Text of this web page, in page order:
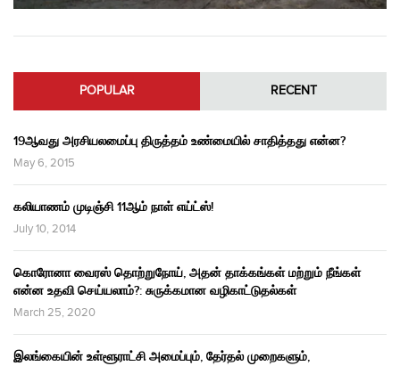
POPULAR RECENT
19ஆவது அரசியலமைப்பு திருத்தம் உண்மையில் சாதித்தது என்ன?
May 6, 2015
கலியாணம் முடிஞ்சி 11ஆம் நாள் எய்ட்ஸ்!
July 10, 2014
கொரோனா வைரஸ் தொற்றுநோய், அதன் தாக்கங்கள் மற்றும் நீங்கள்
என்ன உதவி செய்யலாம்?: சுருக்கமான வழிகாட்டுதல்கள்
March 25, 2020
இலங்கையின் உள்ளூராட்சி அமைப்பும், தேர்தல் முறைகளும்,